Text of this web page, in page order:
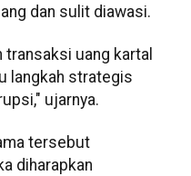
dan sulit diawasi.
transaksi uang kartal
langkah strategis
ujarnya.
tersebut
diharapkan